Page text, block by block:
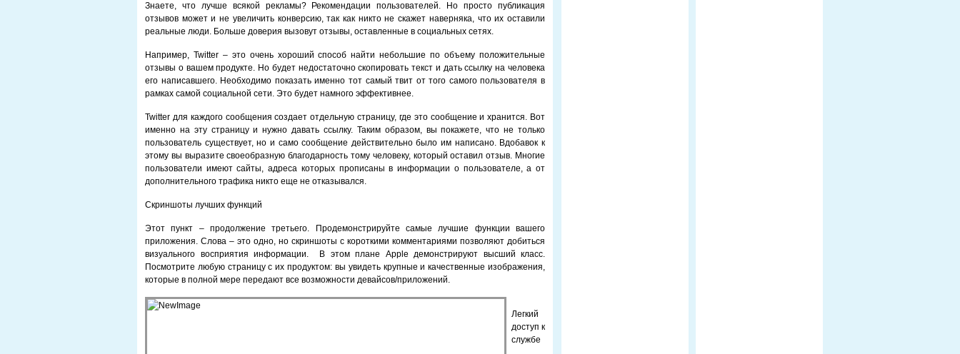
Знаете, что лучше всякой рекламы? Рекомендации пользователей. Но просто публикация
отзывов может и не увеличить конверсию, так как никто не скажет наверняка, что их оставили
реальные люди. Больше доверия вызовут отзывы, оставленные в социальных сетях.
Например, Twitter – это очень хороший способ найти небольшие по объему положительные
отзывы о вашем продукте. Но будет недостаточно скопировать текст и дать ссылку на человека
его написавшего. Необходимо показать именно тот самый твит от того самого пользователя в
рамках самой социальной сети. Это будет намного эффективнее.
Twitter для каждого сообщения создает отдельную страницу, где это сообщение и хранится. Вот
именно на эту страницу и нужно давать ссылку. Таким образом, вы покажете, что не только
пользователь существует, но и само сообщение действительно было им написано. Вдобавок к
этому вы выразите своеобразную благодарность тому человеку, который оставил отзыв. Многие
пользователи имеют сайты, адреса которых прописаны в информации о пользователе, а от
дополнительного трафика никто еще не отказывался.
Скриншоты лучших функций
Этот пункт – продолжение третьего. Продемонстрируйте самые лучшие функции вашего
приложения. Слова – это одно, но скриншоты с короткими комментариями позволяют добиться
визуального восприятия информации. В этом плане Apple демонстрируют высший класс.
Посмотрите любую страницу с их продуктом: вы увидеть крупные и качественные изображения,
которые в полной мере передают все возможности девайсов/приложений.
Легкий
доступ к
службе